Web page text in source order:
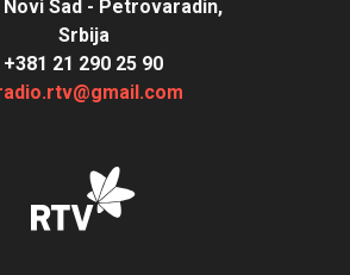
Novi Sad - Petrovaradin,
Srbija
+381 21 290 25 90